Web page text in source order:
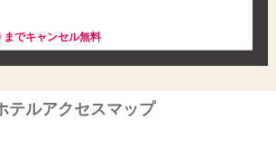
までキャンセル無料
テルアクセスマップ